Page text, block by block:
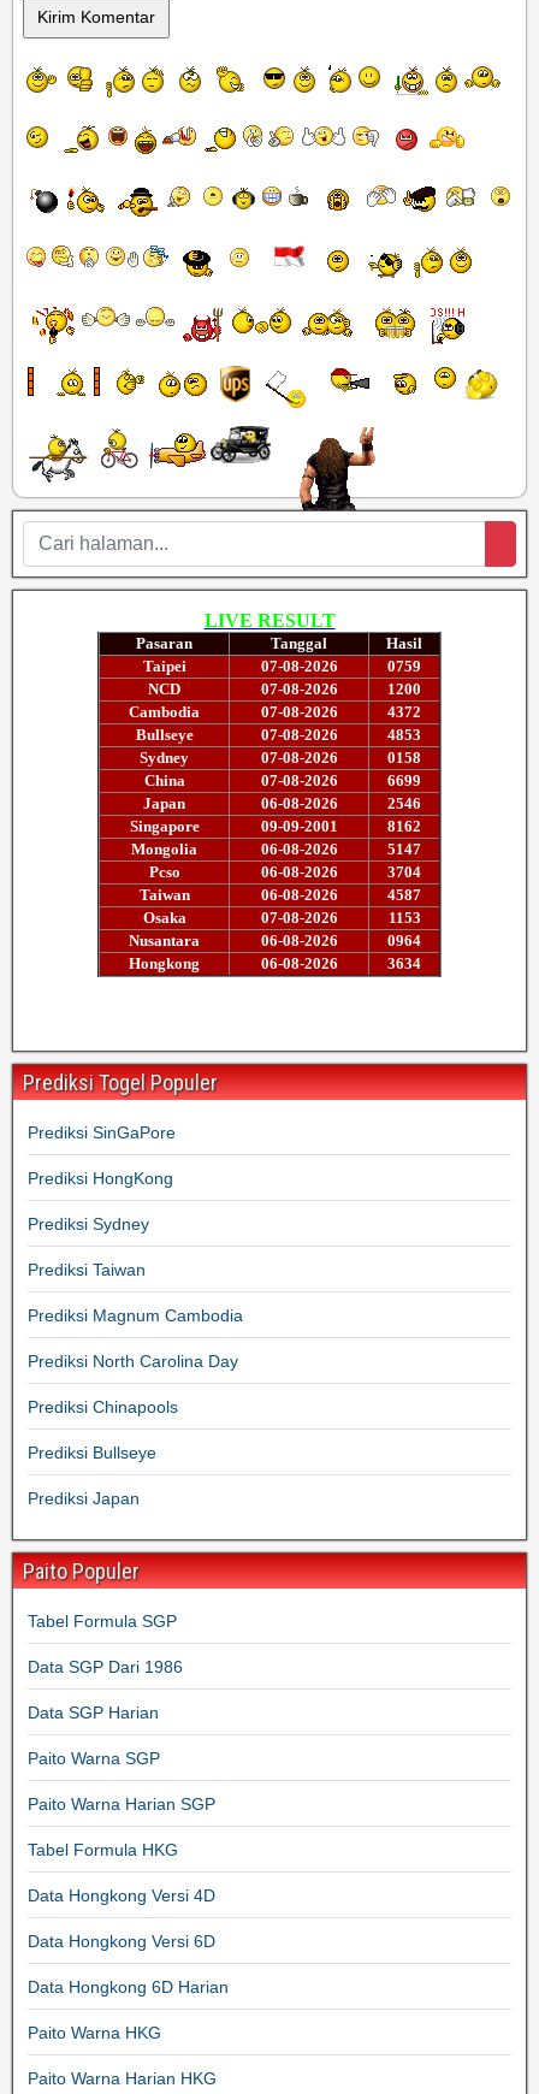
Prediksi Togel Populer
Prediksi SinGaPore
Prediksi HongKong
Prediksi Sydney
Prediksi Taiwan
Prediksi Magnum Cambodia
Prediksi North Carolina Day
Prediksi Chinapools
Prediksi Bullseye
Prediksi Japan
Paito Populer
Tabel Formula SGP
Data SGP Dari 1986
Data SGP Harian
Paito Warna SGP
Paito Warna Harian SGP
Tabel Formula HKG
Data Hongkong Versi 4D
Data Hongkong Versi 6D
Data Hongkong 6D Harian
Paito Warna HKG
Paito Warna Harian HKG